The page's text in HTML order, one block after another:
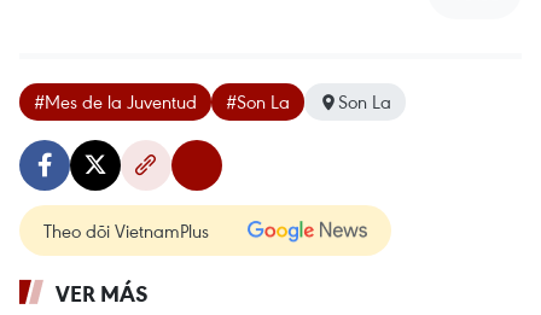
#Mes de la Juventud #Son La Son La
Theo dõi VietnamPlus
VER MÁS